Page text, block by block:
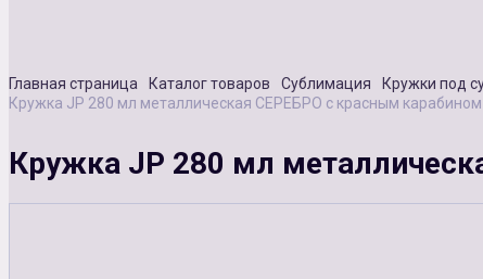
Главная страница Каталог товаров Сублимация Кружки под
Кружка JP 280 мл металлическая СЕРЕБРО с красным
Кружка JP 280 мл